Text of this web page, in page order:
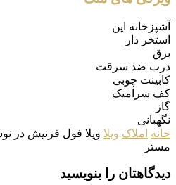
آشپزخانه اپن
استخر دار
برق
درب ضد سرقت
کابینت چوبی
کف سرامیک
گاز
نگهبانی
خانه املاک ویلا
مستر
دیدگاهتان را بنویسید